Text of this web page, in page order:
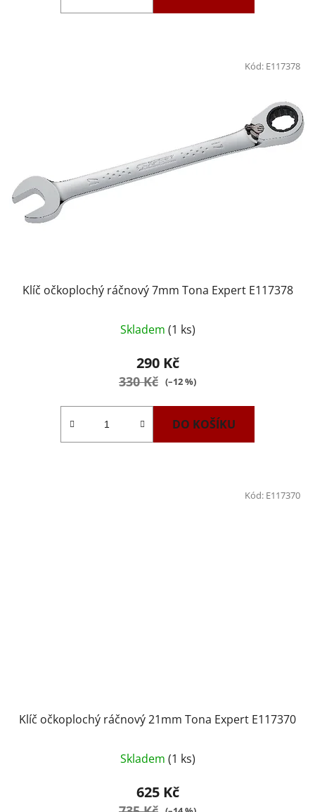
Klíč očkoplochý ráčnový 7mm Tona Expert E117378
hodnocení
produktu
je
Skladem (1 ks)
290 Kč
330 Kč (–12 %)
DO KOŠÍKU
Kód: E117378
Klíč očkoplochý ráčnový 21mm Tona Expert E117370
Skladem (1 ks)
625 Kč
Kód: E117370